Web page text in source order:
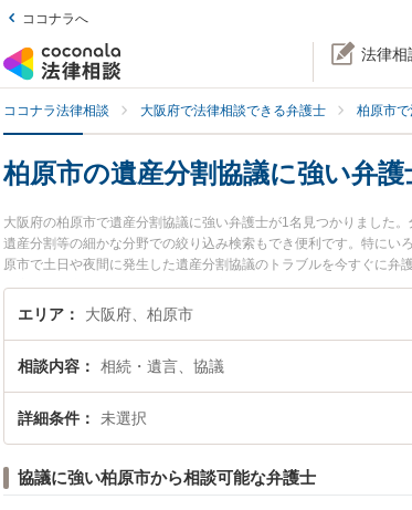
ココナラへ
法律相
ココナラ法律相談 大阪府で法律相談できる弁護士 柏原市
柏原市の遺産分割協議に強い弁護
大阪府の柏原市で遺産分割協議に強い弁護士が1名見つかりました
遺産分割等の細かな分野での絞り込み検索もでき便利です。特に
原市で土日や夜間に発生した遺産分割協議のトラブルを今すぐに
遺産分割協議を法律相談できる柏原市内の弁護士に相談予約したい
エリア 大阪府、柏原市
相談内容 相続・遺言、協議
詳細条件 未選択
協議に強い柏原市から相談可能な弁護士